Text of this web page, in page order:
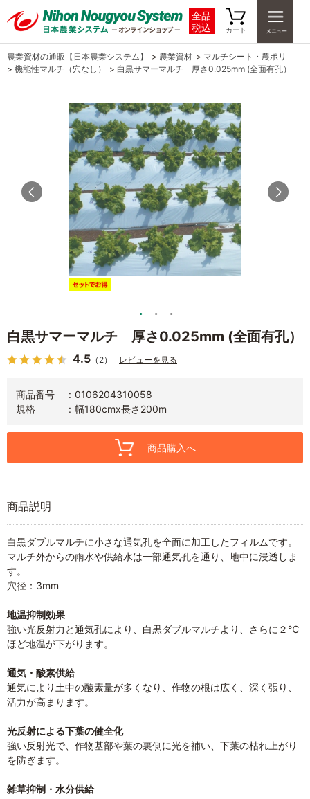
全品
税込
カート
農業資材の通販【日本農業システム】 > 農業資材 > マルチシート・農ポリ
> 機能性マルチ（穴なし） > 白黒サマーマルチ 厚さ0.025mm (全面有孔）
白黒サマーマルチ 厚さ0.025mm (全面有孔）
4.5 （2） レビューを見る
商品番号
0106204310058
規格
幅180cmx長さ200m
商品購入へ
商品説明
白黒ダブルマルチに小さな通気孔を全面に加工したフィルムです。
マルチ外からの雨水や供給水は一部通気孔を通り、地中に浸透しま
す。
穴径：3mm
地温抑制効果
強い光反射力と通気孔により、白黒ダブルマルチより、さらに２℃
ほど地温が下がります。
通気・酸素供給
通気により土中の酸素量が多くなり、作物の根は広く、深く張り、
活力が高まります。
光反射による下葉の健全化
強い反射光で、作物基部や葉の裏側に光を補い、下葉の枯れ上がり
を防ぎます。
雑草抑制・水分供給